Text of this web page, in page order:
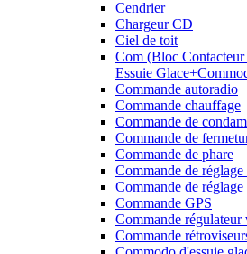
Cendrier
Chargeur CD
Ciel de toit
Com (Bloc
Essuie
Commande autoradio
Commande chauffage
Commande de
Commande de
Commande de phare
Commande de
Commande de
Commande GPS
Commande régulateur
Commande